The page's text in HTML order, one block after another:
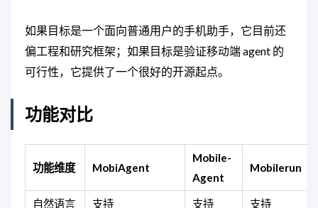
如果目标是一个面向普通用户的手机助手，它目前还
偏工程和研究框架；如果目标是验证移动端 agent 的
可行性，它提供了一个很好的开源起点。
功能对比
功能维度 MobiAgent
Mobile-
Agent
Mobilerun
自然语言 支持 支持 支持